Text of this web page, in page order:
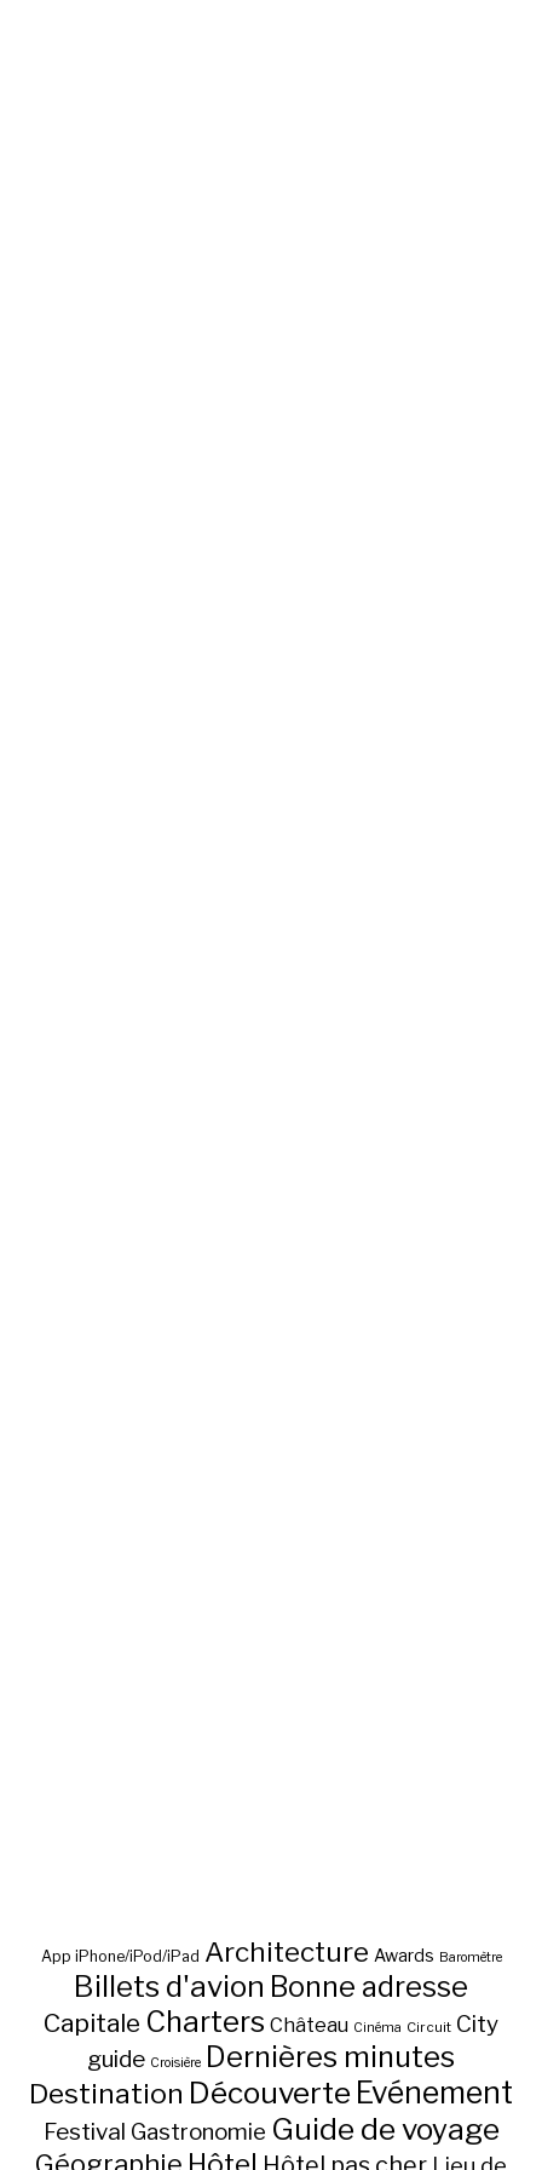
App iPhone/iPod/iPad Architecture Awards Baromètre
Billets d'avion Bonne adresse
Capitale Charters Château Cinéma Circuit City
guide Croisière Dernières minutes
Destination Découverte Evénement
Festival Gastronomie Guide de voyage